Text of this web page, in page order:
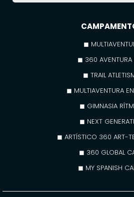
◼
◼ 360 AVENTURA
◼ TRAIL
◼ MULTIAVENTURA
◼ GIMNASIA
◼ NEXT
◼ ARTÍSTICO 360 ART-
◼ 360 GLOBAL
◼ MY SPANISH